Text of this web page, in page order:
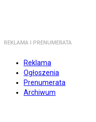
REKLAMA I PRENUMERATA
Reklama
Ogłoszenia
Prenumerata
Archiwum